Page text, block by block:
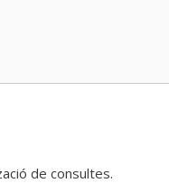
de consultes.